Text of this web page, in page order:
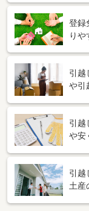
登録
りや
引越
や引
引越
や安
引越
土産